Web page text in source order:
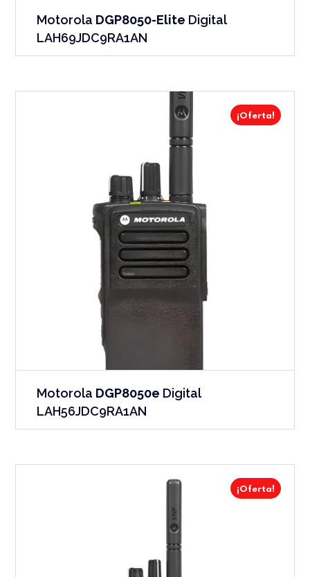
Motorola DGP8050-Elite Digital
LAH69JDC9RA1AN
¡Oferta!
Motorola DGP8050e Digital
LAH56JDC9RA1AN
¡Oferta!